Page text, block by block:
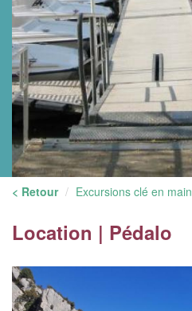
< Retour Excursions clé en main
Location | Pédalo